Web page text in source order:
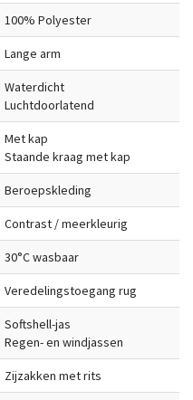
100% Polyester
Lange arm
Waterdicht
Luchtdoorlatend
Met kap
Staande kraag met kap
Beroepskleding
Contrast / meerkleurig
30°C wasbaar
Veredelingstoegang rug
Softshell-jas
Regen- en windjassen
Zijzakken met rits